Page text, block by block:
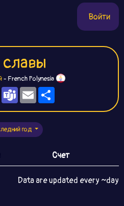
Войти
- French Polynesia
Facebook
TeamsEmail
год
Счет
Data are updated every ~day